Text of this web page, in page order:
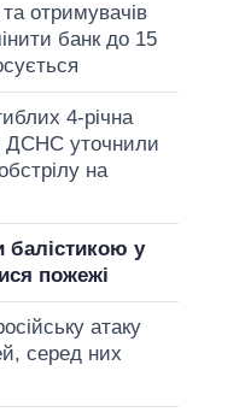
та отримувачів
банк до 15
4-річна
ДСНС уточнили
на
балістикою у
пожежі
атаку
серед них